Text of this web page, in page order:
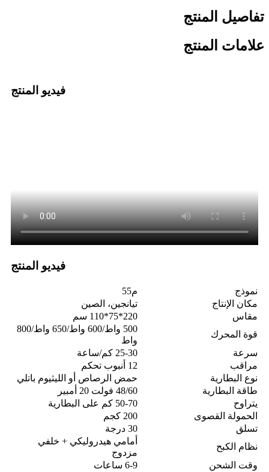
تفاصيل المنتج
علامات المنتج
فيديو المنتج
فيديو المنتج
نموذج
م55
مكان الإنتاج
تيانجين، الصين
مقاس
220*75*110 سم
قوة المحرك
500 واط/600 واط/650 واط/800
واط
سرعة
25-30 كم/ساعة
مراقب
12 أنبوب تحكم
نوع البطارية
حمض الرصاص أو الليثيوم باتلي
طاقة البطارية
48/60 فولت 20 أمبير
يتراوح
50-70 كم على البطارية
الحمولة القصوى
200 كجم
تسلق
30 درجة
نظام الكبح
أمامي هيدروليكي + خلفي
مزدوج
وقت الشحن
6-9 ساعات